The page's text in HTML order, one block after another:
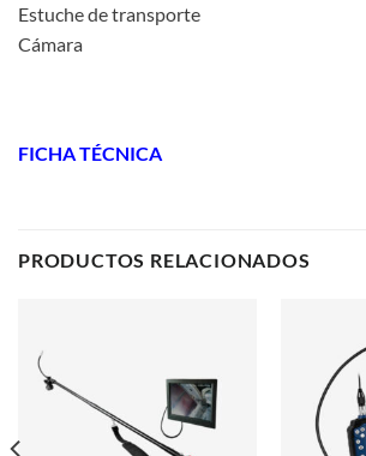
Estuche de transporte
Cámara
FICHA TÉCNICA
PRODUCTOS RELACIONADOS